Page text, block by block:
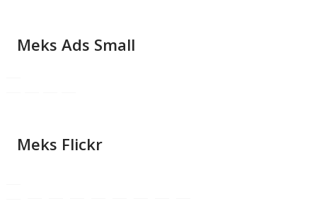
Meks Ads Small
Meks Flickr